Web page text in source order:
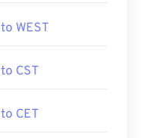
WEST
CST
CET